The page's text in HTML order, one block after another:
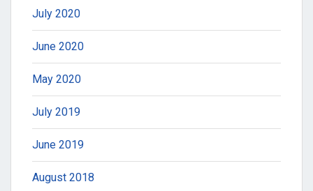
July 2020
June 2020
May 2020
July 2019
June 2019
August 2018